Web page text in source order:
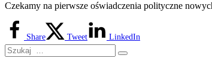
Czekamy na pierwsze oświadczenia polityczne
Share Tweet LinkedIn